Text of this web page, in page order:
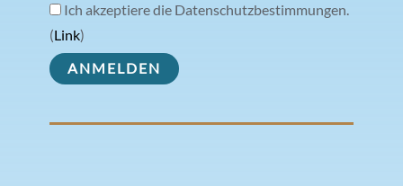
Ich akzeptiere die Datenschutzbestimmungen.
(Link)